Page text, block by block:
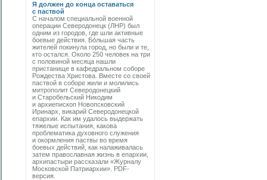
Я должен до конца оставаться
с паствой
С началом специальной военной
операции Северодонецк (ЛНР) был
одним из городов, где шли активные
боевые действия. Бо́льшая часть
жителей покинула город, но были и те,
кто остался. Около 250 человек на три
с половиной месяца нашли
пристанище в кафедральном соборе
Рождества Христова. Вместе со своей
паствой в соборе жили и молились
митрополит Северодонецкий
и Старобельский Никодим
и архиепископ Новопсковский
Иринарх, викарий Северодонецкой
епархии. Как им удалось выдержать
тяжелые испытания, какова
проблематика духовного служения
и окормления паствы во время
боевых действий, как налаживалась
затем православная жизнь в епархии,
архипастыри рассказали «Журналу
Московской Патриархии». PDF-
версия.